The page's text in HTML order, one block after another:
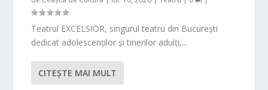
Teatrul EXCELSIOR, singurul teatru din București
dedicat adolescenților și tinerilor adulți,...
CITEŞTE MAI MULT